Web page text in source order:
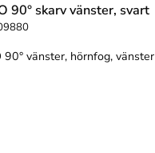
90° skarv vänster, svart
90° vänster, hörnfog, vänster